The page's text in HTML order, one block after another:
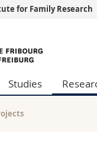
for Family Research
Studies